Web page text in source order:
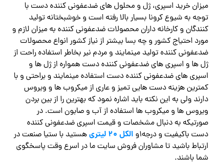
میزان خرید اسپری، ژل و محلول های ضدعفونی کننده دست با
توجه به شیوع کرونا بسیار بالا رفته است و خوشبختانه تولید
کنندگان و کارخانه داران محصولات ضدعفونی کننده به میزان لازم و
مورد احتیاج کشور و چه بسا بیشتر از نیاز کشور انواع محصولات
ضدعفونی کننده تولید مینمایند و مردم نیر بخاطر استفاده راحت از
ژل ها و اسپری های ضدعفونی کننده دست همواره از ژل ها و
اسپری های ضدعفونی کننده دست استفاده مینمایند و براحتی و با
کمترین هزینه دست هایی تمیز و عاری از میکروب ها و ویروس
دارند ولی به این نکته باید اشاره نمود که بهترین را از بین بردن
ویروس ها و میکروب ها استفاده از آب و صابون است. در
صورتیکه به دنبال مشخصات و قیمت اسپری ضدعفونی کننده
دست باکیفیت و درجه۱و
الکل 20 لیتری
هستید با ستیا صنعت در
ارتباط باشید تا مشاوران فروش سایت ما در اسرع وقت پاسخگوی
شما باشند.